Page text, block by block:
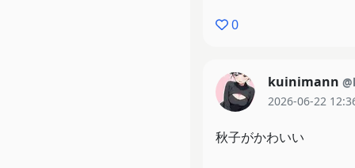
0
kuinimann
2026-06-22
秋子がかわいい